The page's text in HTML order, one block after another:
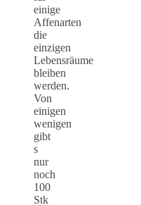
einige
Affenarten
die
einzigen
Lebensräume
bleiben
werden.
Von
einigen
wenigen
gibt
s
nur
noch
100
Stk